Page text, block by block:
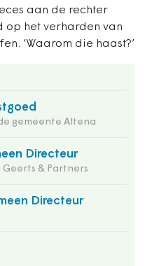
aan de rechter
op het verharden van
‘Waarom die haast?’
gemeente Altena
Directeur
& Partners
Directeur